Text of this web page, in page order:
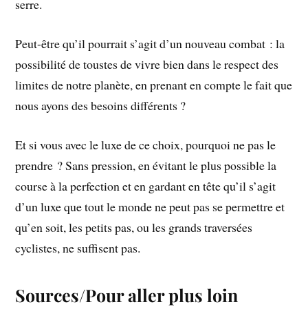
serre.
Peut-être qu’il pourrait s’agit d’un nouveau combat : la
possibilité de toustes de vivre bien dans le respect des
limites de notre planète, en prenant en compte le fait que
nous ayons des besoins différents ?
Et si vous avec le luxe de ce choix, pourquoi ne pas le
prendre ? Sans pression, en évitant le plus possible la
course à la perfection et en gardant en tête qu’il s’agit
d’un luxe que tout le monde ne peut pas se permettre et
qu’en soit, les petits pas, ou les grands traversées
cyclistes, ne suffisent pas.
Sources/Pour aller plus loin